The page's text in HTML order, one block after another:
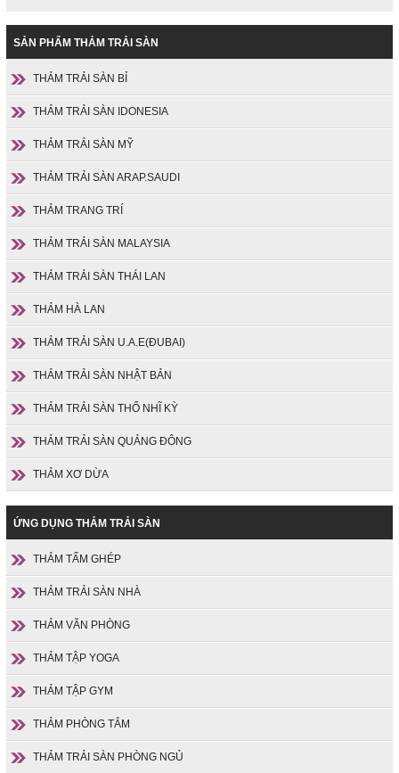
SẢN PHẨM THẢM TRẢI SÀN
THẢM TRẢI SÀN BỈ
THẢM TRẢI SÀN IDONESIA
THẢM TRẢI SÀN MỸ
THẢM TRẢI SÀN ARAP.SAUDI
THẢM TRANG TRÍ
THẢM TRẢI SÀN MALAYSIA
THẢM TRẢI SÀN THÁI LAN
THẢM HÀ LAN
THẢM TRẢI SÀN U.A.E(ĐUBAI)
THẢM TRẢI SÀN NHẬT BẢN
THẢM TRẢI SÀN THỔ NHĨ KỲ
THẢM TRẢI SÀN QUẢNG ĐÔNG
THẢM XƠ DỪA
ỨNG DỤNG THẢM TRẢI SÀN
THẢM TẤM GHÉP
THẢM TRẢI SÀN NHÀ
THẢM VĂN PHÒNG
THẢM TẬP YOGA
THẢM TẬP GYM
THẢM PHÒNG TẮM
THẢM TRẢI SÀN PHÒNG NGỦ